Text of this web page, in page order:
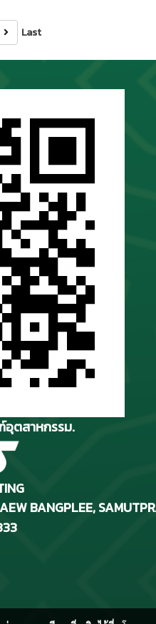
Last
ตสาหกรรม.
BANGPLEE,